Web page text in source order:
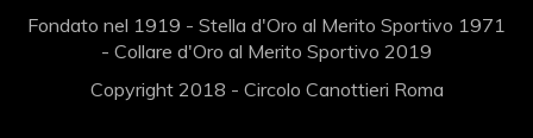
Fondato nel 1919 - Stella d'Oro al Merito Sportivo 1971
- Collare d'Oro al Merito Sportivo 2019
Copyright 2018 - Circolo Canottieri Roma